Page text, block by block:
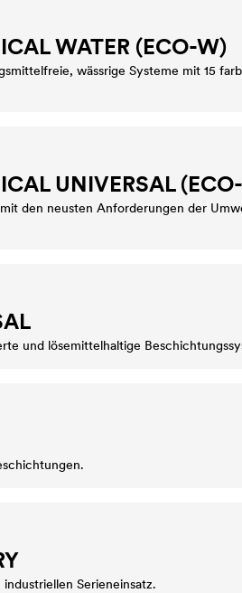
WATER (ECO-W)
wässrige Systeme mit 15
UNIVERSAL
den neusten Anforderungen der
und lösemittelhaltige
Serieneinsatz.